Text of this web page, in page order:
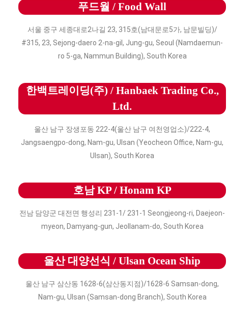
푸드월 / Food Wall
서울 중구 세종대로2나길 23, 315호(남대문로5가, 남문빌딩)/
#315, 23, Sejong-daero 2-na-gil, Jung-gu, Seoul (Namdaemun-
ro 5-ga, Nammun Building), South Korea
한백트레이딩(주) / Hanbaek Trading Co.,
Ltd.
울산 남구 장생포동 222-4(울산 남구 여천영업소)/222-4,
Jangsaengpo-dong, Nam-gu, Ulsan (Yeocheon Office, Nam-gu,
Ulsan), South Korea
호남 KP / Honam KP
전남 담양군 대전면 행성리 231-1/ 231-1 Seongjeong-ri, Daejeon-
myeon, Damyang-gun, Jeollanam-do, South Korea
울산 대양선식 / Ulsan Ocean Ship
울산 남구 삼산동 1628-6(삼산동지점)/1628-6 Samsan-dong,
Nam-gu, Ulsan (Samsan-dong Branch), South Korea